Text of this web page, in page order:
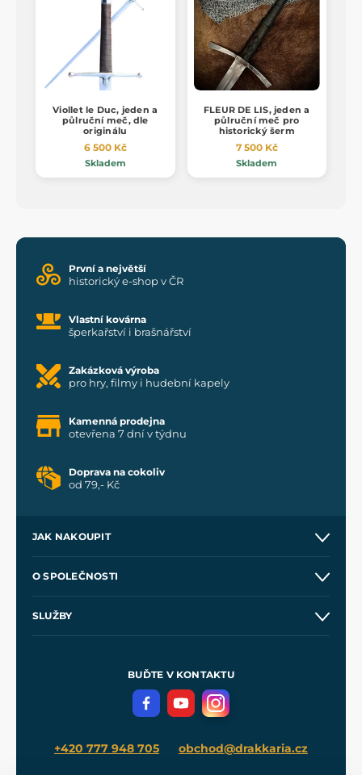
Viollet le Duc, jeden a
půlruční meč, dle
originálu
6 500 Kč
Skladem
FLEUR DE LIS, jeden a
půlruční meč pro
historický šerm
7 500 Kč
Skladem
První a největší
historický e-shop v ČR
Vlastní kovárna
šperkařství i brašnářství
Zakázková výroba
pro hry, filmy i hudební kapely
Kamenná prodejna
otevřena 7 dní v týdnu
Doprava na cokoliv
od 79,- Kč
JAK NAKOUPIT
Velkoobchod
O SPOLEČNOSTI
SLUŽBY
Meče pro Kingdom Come
BUĎTE V KONTAKTU
+420 777 948 705 obchod@drakkaria.cz